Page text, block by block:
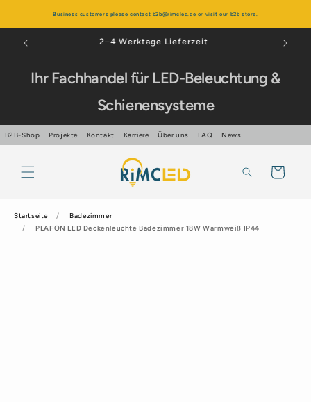
Business customers please contact b2b@rimcled.de or visit our b2b store.
Inhalt
Über 99% positive Bewertungen
Ihr Fachhandel für LED-Beleuchtung &
Schienensysteme
B2B-Shop Projekte Kontakt Karriere Über uns FAQ News
Warenkorb
Startseite
Badezimmer
PLAFON LED Deckenleuchte Badezimmer 18W Warmweiß IP44